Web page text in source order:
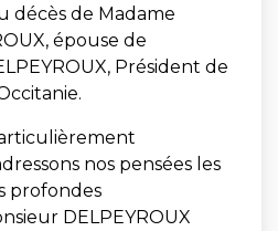
décès de Madame
épouse de
Président de
nos pensées les
profondes
DELPEYROUX